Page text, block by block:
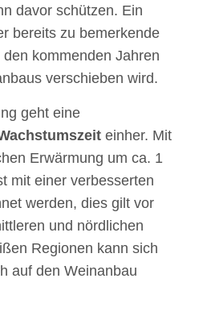
davor schützen. Ein
bereits zu bemerkende
kommenden Jahren
verschieben wird.
geht eine
einher. Mit
Erwärmung um ca. 1
mit einer verbesserten
werden, dies gilt vor
und nördlichen
Regionen kann sich
auf den Weinanbau